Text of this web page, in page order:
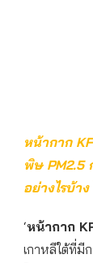
หน้ากาก
พิษ PM2.5
อย่างไรบ้า
‘หน้ากาก
เกาหลีใต้ที่มี